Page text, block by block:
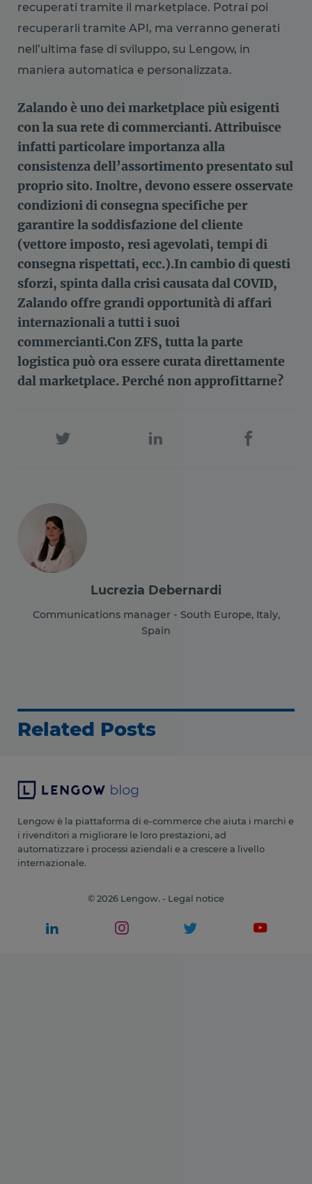
recuperati tramite il marketplace. Potrai poi
recuperarli tramite API, ma verranno generati
nell’ultima fase di sviluppo, su Lengow, in
maniera automatica e personalizzata.
Zalando è uno dei marketplace più esigenti
con la sua rete di commercianti. Attribuisce
infatti particolare importanza alla
consistenza dell’assortimento presentato sul
proprio sito. Inoltre, devono essere osservate
condizioni di consegna specifiche per
garantire la soddisfazione del cliente
(vettore imposto, resi agevolati, tempi di
consegna rispettati, ecc.).In cambio di questi
sforzi, spinta dalla crisi causata dal COVID,
Zalando offre grandi opportunità di affari
internazionali a tutti i suoi
commercianti.Con ZFS, tutta la parte
logistica può ora essere curata direttamente
dal marketplace. Perché non approfittarne?
Lucrezia Debernardi
Communications manager - South Europe, Italy,
Spain
Related Posts
Lengow è la piattaforma di e-commerce che aiuta i marchi e
i rivenditori a migliorare le loro prestazioni, ad
automatizzare i processi aziendali e a crescere a livello
internazionale.
© 2026 Lengow. - Legal notice